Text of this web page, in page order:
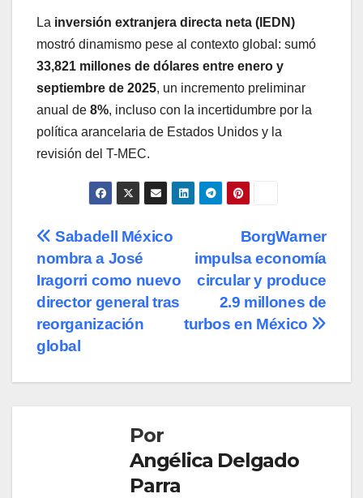
La inversión extranjera directa neta (IEDN)
mostró dinamismo pese al contexto global: sumó
33,821 millones de dólares entre enero y
septiembre de 2025, un incremento preliminar
anual de 8%, incluso con la incertidumbre por la
política arancelaria de Estados Unidos y la
revisión del T-MEC.
Navegación
de
entradas
BorgWarner
impulsa economía
circular y produce
2.9 millones de
turbos en México
Sabadell México
nombra a José
Iragorri como nuevo
director general tras
reorganización
global
Por
Angélica Delgado
Parra